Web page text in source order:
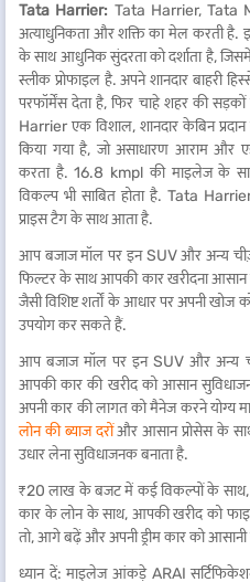
Tata Harrier: Tata Harrier, Tata
अत्याधुनिकता और शक्ति का मेल करती है.
के साथ आधुनिक सुंदरता को दर्शाता है,
स्लीक प्रोफाइल है. अपने शानदार बाहरी
परफॉर्मेंस देता है, फिर चाहे शहर की
Harrier एक विशाल, शानदार केबिन
किया गया है, जो असाधारण आराम और
करता है. 16.8 kmpl की माइलेज के
विकल्प भी साबित होता है. Tata
प्राइस टैग के साथ आता है.
आप बजाज मॉल पर इन SUV और अन्य
फिल्टर के साथ आपकी कार खरीदना आसान
जैसी विशिष्ट शर्तों के आधार पर अपनी
उपयोग कर सकते हैं.
आप बजाज मॉल पर इन SUV और अन्य
आपकी कार की खरीद को आसान
अपनी कार की लागत को मैनेज करने योग्य
लोन की ब्याज दरोंऔर आसान प्रोसेस के
उधार लेना सुविधाजनक बनाता है.
₹20 लाख के बजट में कई विकल्पों के
कार के लोन के साथ, आपकी खरीद को
तो, आगे बढ़ें और अपनी ड्रीम कार को
ध्यान दें: माइलेज आंकड़े ARAI